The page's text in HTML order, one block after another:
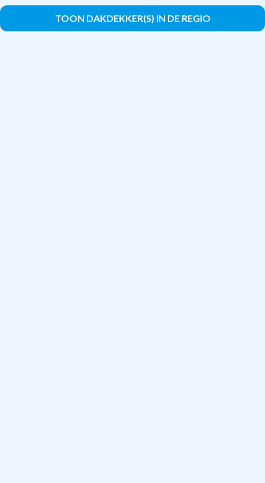
TOON DAKDEKKER(S) IN DE REGIO